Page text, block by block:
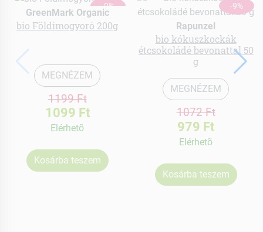
-9%
GreenMark Organic
bio Földimogyoró 200g
MEGNÉZEM
1199 Ft
1099 Ft
Elérhetõ
Kosárba teszem
-9%
Rapunzel
bio kókuszkockák
étcsokoládé bevonattal 50
g
MEGNÉZEM
1072 Ft
979 Ft
Elérhetõ
Kosárba teszem